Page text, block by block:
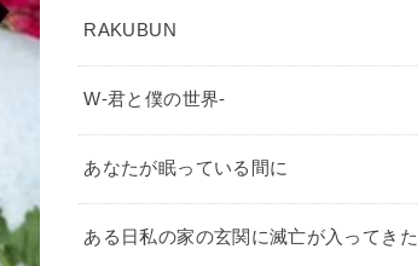
RAKUBUN
W-君と僕の世界-
あなたが眠っている間に
ある日私の家の玄関に滅亡が入ってきた